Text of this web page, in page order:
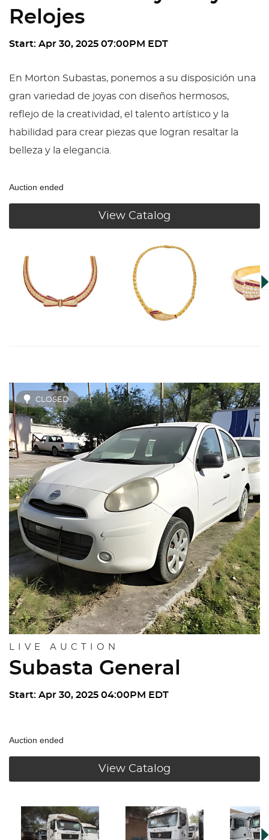
Relojes
Start: Apr 30, 2025 07:00PM EDT
En Morton Subastas, ponemos a su disposición una
gran variedad de joyas con diseños hermosos,
reflejo de la creatividad, el talento artístico y la
habilidad para crear piezas que logran resaltar la
belleza y la elegancia.
Auction ended
View Catalog
CLOSED
LIVE AUCTION
Subasta General
Start: Apr 30, 2025 04:00PM EDT
Auction ended
View Catalog